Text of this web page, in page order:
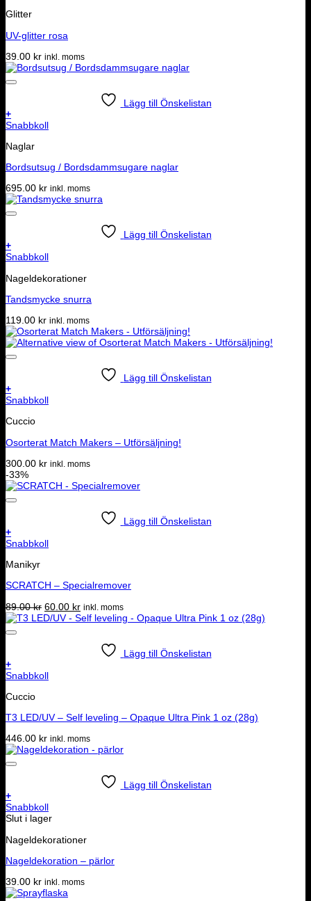
Glitter
UV-glitter rosa
39.00 kr inkl. moms
Lägg till Önskelistan
+
Snabbkoll
Naglar
Bordsutsug / Bordsdammsugare naglar
695.00 kr inkl. moms
Lägg till Önskelistan
+
Snabbkoll
Nageldekorationer
Tandsmycke snurra
119.00 kr inkl. moms
Lägg till Önskelistan
+
Snabbkoll
Cuccio
Osorterat Match Makers – Utförsäljning!
300.00 kr inkl. moms
-33%
Lägg till Önskelistan
+
Snabbkoll
Manikyr
SCRATCH – Specialremover
89.00kr Det
ursprungliga
60.00 krDet
nuvarande
60.00 kr.
inkl. moms
Lägg till Önskelistan
+
Snabbkoll
Cuccio
T3 LED/UV – Self leveling – Opaque Ultra Pink 1 oz (28g)
446.00 kr inkl. moms
Lägg till Önskelistan
+
Snabbkoll
Slut i lager
Nageldekorationer
Nageldekoration – pärlor
39.00 kr inkl. moms